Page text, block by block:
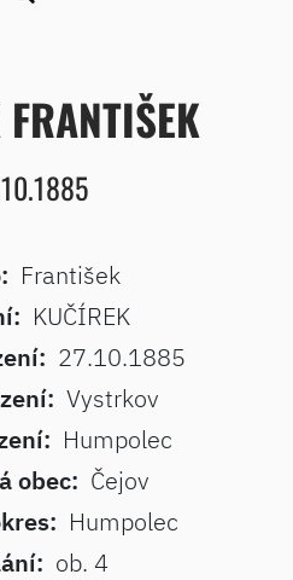
František
KUČÍREK
27.10.1885
Vystrkov
Humpolec
obec: Čejov
Humpolec
ob. 4